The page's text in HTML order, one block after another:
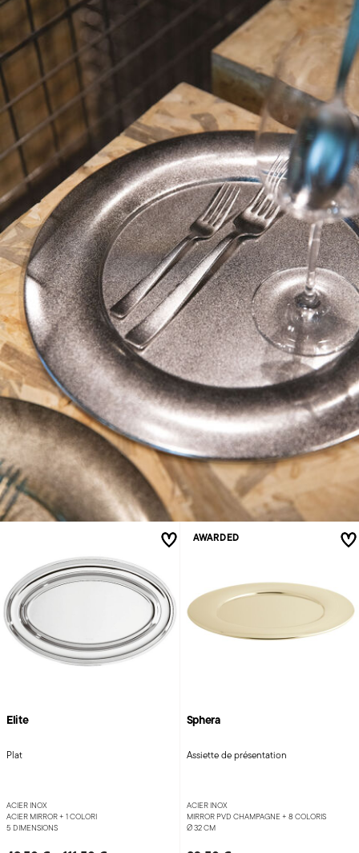
Elite
Plat
ACIER INOX
ACIER MIRROR + 1 COLORI
5 DIMENSIONS
Sphera
Assiette de présentation
ACIER INOX
MIRROR PVD CHAMPAGNE + 8 COLORIS
Ø 32 CM
AWARDED